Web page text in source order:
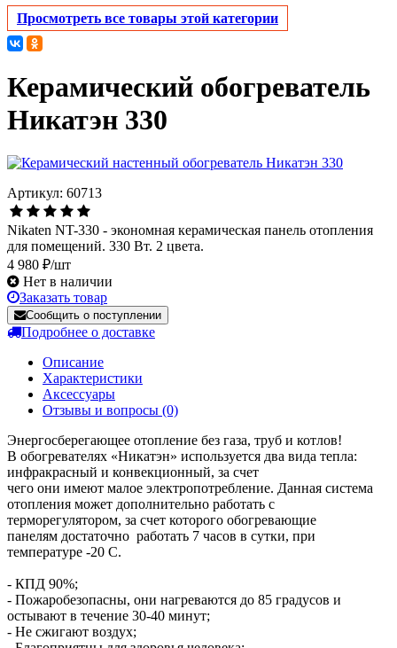
Просмотреть все товары этой категории
Керамический обогреватель
Никатэн 330
Артикул: 60713
Nikaten NT-330 - экономная керамическая панель отопления
для помещений. 330 Вт. 2 цвета.
4 980 ₽/шт
Нет в наличии
Заказать товар
Сообщить о поступлении
Подробнее о доставке
Описание
Характеристики
Аксессуары
Отзывы и вопросы (0)
Энергосберегающее отопление без газа, труб и котлов!
В обогревателях «Никатэн» используется два вида тепла:
инфракрасный и конвекционный, за счет
чего они имеют малое электропотребление. Данная система
отопления может дополнительно работать с
терморегулятором, за счет которого обогревающие
панелям достаточно работать 7 часов в сутки, при
температуре -20 С.
- КПД 90%;
- Пожаробезопасны, они нагреваются до 85 градусов и
остывают в течение 30-40 минут;
- Не сжигают воздух;